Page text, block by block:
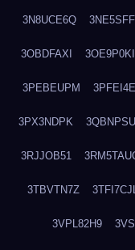
3N8UCE6Q
3OBDFAXI 3OE9P0KI
3PEBEUPM
3PX3NDPK
3RJJOB51
3TBVTN7Z 3TFI7CJL
3VPL82H9